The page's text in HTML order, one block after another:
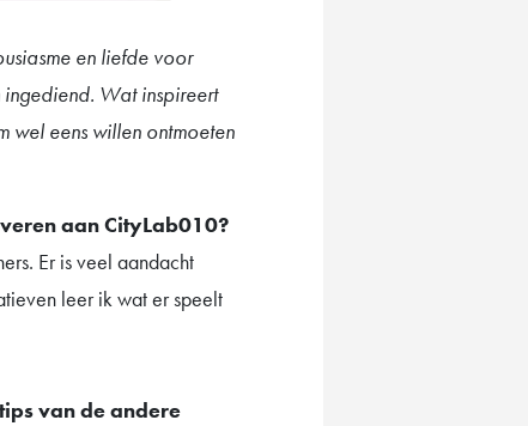
en liefde voor
Wat inspireert
wel eens willen ontmoeten
aan CityLab010?
Er is veel aandacht
leer ik wat er speelt
van de andere